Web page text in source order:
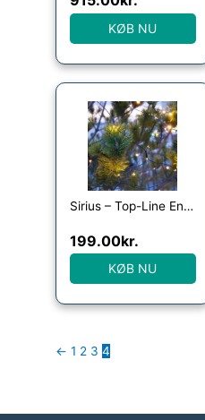
KØB NU
Sirius – Top-Line Energy Net Supplementsæt 100L
199.00kr.
KØB NU
← 1 2 3 4